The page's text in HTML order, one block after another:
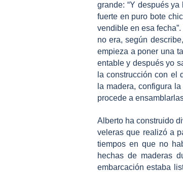
grande: “Y después
fuerte en puro bote
vendible en esa
no era, según
empieza a poner una
entable y después yo
la construcción con el
la madera, configura
procede a
Alberto ha construido
veleras que realizó a
tiempos en que no
hechas de maderas
embarcación estaba